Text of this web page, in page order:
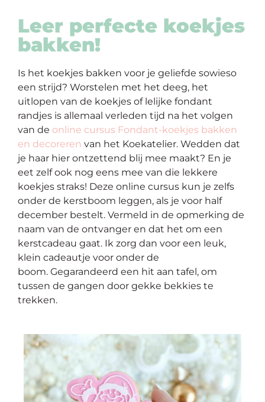
Leer perfecte koekjes
bakken!
Is het koekjes bakken voor je geliefde sowieso
een strijd? Worstelen met het deeg, het
uitlopen van de koekjes of lelijke fondant
randjes is allemaal verleden tijd na het volgen
van de online cursus Fondant-koekjes bakken
en decoreren van het Koekatelier. Wedden dat
je haar hier ontzettend blij mee maakt? En je
eet zelf ook nog eens mee van die lekkere
koekjes straks! Deze online cursus kun je zelfs
onder de kerstboom leggen, als je voor half
december bestelt. Vermeld in de opmerking de
naam van de ontvanger en dat het om een
kerstcadeau gaat. Ik zorg dan voor een leuk,
klein cadeautje voor onder de
boom. Gegarandeerd een hit aan tafel, om
tussen de gangen door gekke bekkies te
trekken.